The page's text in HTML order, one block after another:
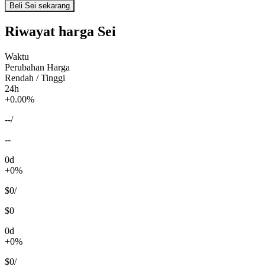
Beli Sei sekarang
Riwayat harga Sei
Waktu
Perubahan Harga
Rendah / Tinggi
24h
+0.00%
--/
--
0d
+0%
$0/
$0
0d
+0%
$0/